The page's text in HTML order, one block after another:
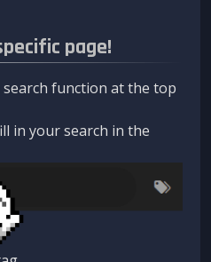
page!
function at the top
in your search in the